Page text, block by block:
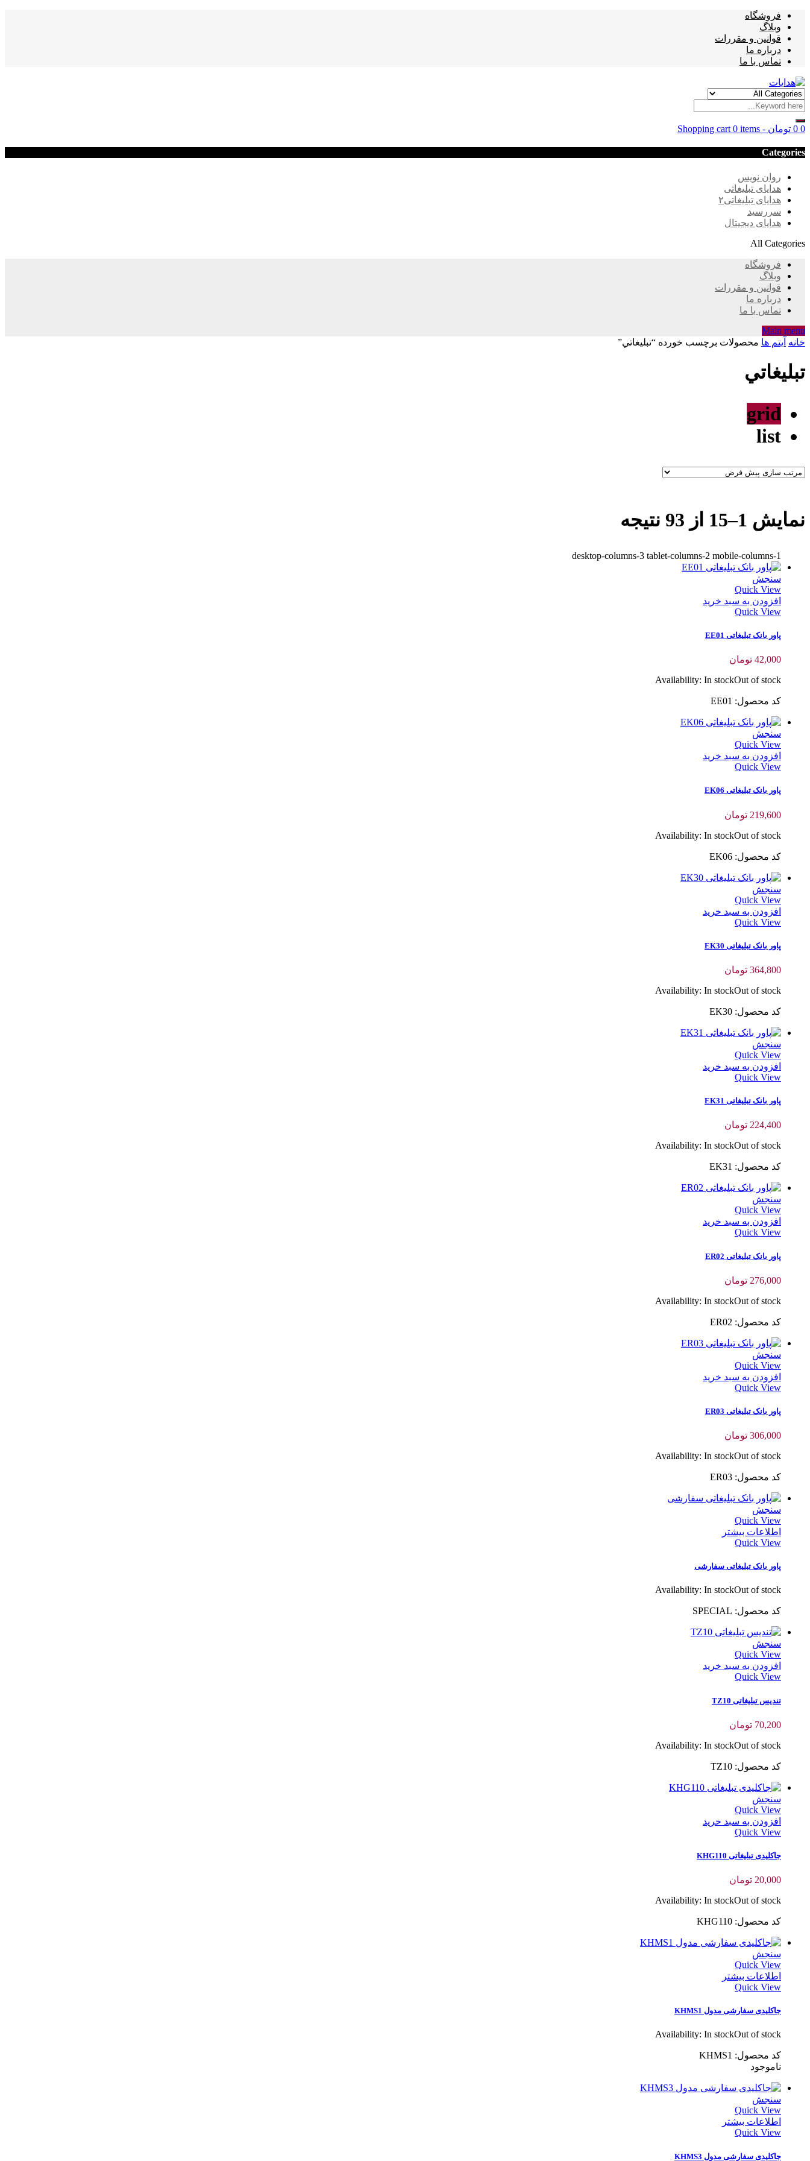
فروشگاه
وبلاگ
قوانین و مقررات
درباره ما
تماس با ما
Shopping cart 0 items - 0 تومان 0
Categories
روان نویس
هدایای تبلیغاتی
هدایای تبلیغاتی۲
سررسید
هدایای دیجیتال
All Categories
فروشگاه
وبلاگ
قوانین و مقررات
درباره ما
تماس با ما
Main menu
خانه آیتم ها محصولات برچسب خورده “تبليغاتي”
تبليغاتي
grid
list
نمایش 1–15 از 93 نتیجه
desktop-columns-3 tablet-columns-2 mobile-columns-1
سنجش
Quick View
افزودن به سبد خرید
Quick View
پاور بانک تبلیغاتی EE01
42,000 تومان
Availability: In stockOut of stock
کد محصول: EE01
سنجش
Quick View
افزودن به سبد خرید
Quick View
پاور بانک تبلیغاتی EK06
219,600 تومان
Availability: In stockOut of stock
کد محصول: EK06
سنجش
Quick View
افزودن به سبد خرید
Quick View
پاور بانک تبلیغاتی EK30
364,800 تومان
Availability: In stockOut of stock
کد محصول: EK30
سنجش
Quick View
افزودن به سبد خرید
Quick View
پاور بانک تبلیغاتی EK31
224,400 تومان
Availability: In stockOut of stock
کد محصول: EK31
سنجش
Quick View
افزودن به سبد خرید
Quick View
پاور بانک تبلیغاتی ER02
276,000 تومان
Availability: In stockOut of stock
کد محصول: ER02
سنجش
Quick View
افزودن به سبد خرید
Quick View
پاور بانک تبلیغاتی ER03
306,000 تومان
Availability: In stockOut of stock
کد محصول: ER03
سنجش
Quick View
اطلاعات بیشتر
Quick View
پاور بانک تبلیغاتی سفارشی
Availability: In stockOut of stock
کد محصول: SPECIAL
سنجش
Quick View
افزودن به سبد خرید
Quick View
تندیس تبلیغاتی TZ10
70,200 تومان
Availability: In stockOut of stock
کد محصول: TZ10
سنجش
Quick View
افزودن به سبد خرید
Quick View
جاکلیدی تبلیغاتی KHG110
20,000 تومان
Availability: In stockOut of stock
کد محصول: KHG110
سنجش
Quick View
اطلاعات بیشتر
Quick View
جاکلیدی سفارشی مدول KHMS1
Availability: In stockOut of stock
کد محصول: KHMS1
ناموجود
سنجش
Quick View
اطلاعات بیشتر
Quick View
جاکلیدی سفارشی مدول KHMS3